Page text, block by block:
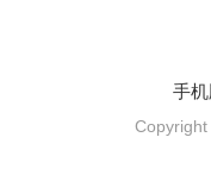
手